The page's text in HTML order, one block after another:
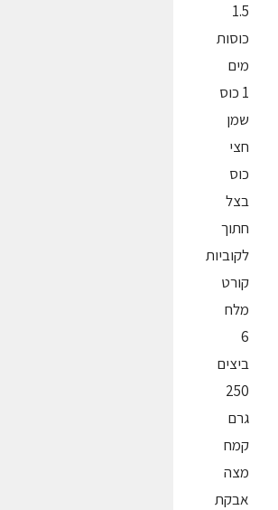
1.5
כוסות
מים
1 כוס
שמן
חצי
כוס
בצל
חתוך
לקוביות
קורט
מלח
6
ביצים
250
גרם
קמח
מצה
אבקת